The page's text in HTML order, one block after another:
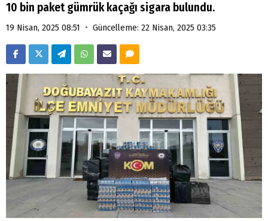
10 bin paket gümrük kaçağı sigara bulundu.
19 Nisan, 2025 08:51 • Güncelleme: 22 Nisan, 2025 03:35